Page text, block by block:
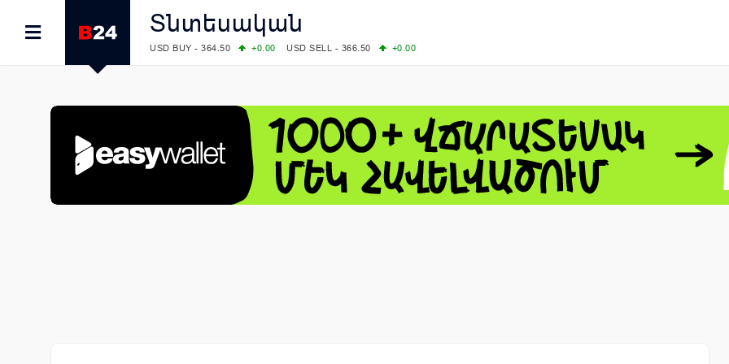
Տնտեսական
USD BUY - 364.50 +0.00 USD SELL - 366.50
+0.00
COMEX: PLATINUM - 1759.60
LME: ALUMINIUM - 3184.00
-0.27 COPPER - 13791.00
-0.12
LME: NICKEL - 17249.00
+0.09 TIN - 55268.00
+2.50
LME: LEAD - 1877.50
-1.00 ZINC - 3643.00
+1.43
FOREX: USD/JPY - 157.76
-0.39 EUR/GBP - 1.1558
+0.32
FOREX: EUR/USD - 1.1558
+0.32 GBP/USD - 1.3488
+0.30